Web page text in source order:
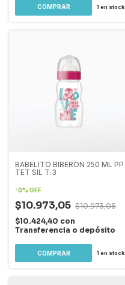
1 en stock
BABELITO BIBERON 250 ML PP
TET SIL T.3
-0% OFF
$10.973,05 $10.973,05
$10.424,40 con
Transferencia o depósito
1 en stock